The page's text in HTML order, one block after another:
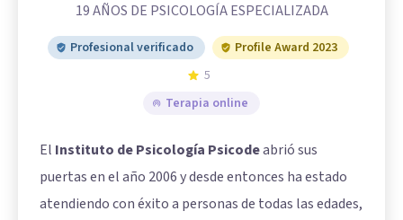
19 AÑOS DE PSICOLOGÍA ESPECIALIZADA
Profesional verificado
Profile Award 2023
5
Terapia online
El Instituto de Psicología Psicodeabrió sus
puertas en el año 2006 y desde entonces ha estado
atendiendo con éxito a personas de todas las edades,